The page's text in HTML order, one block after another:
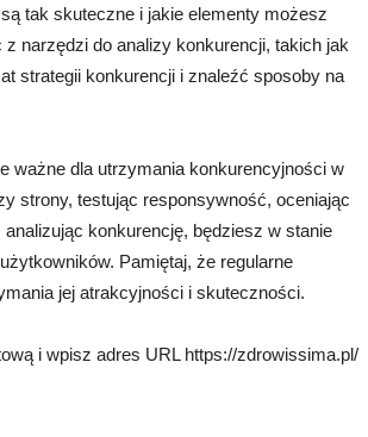
tak skuteczne i jakie elementy możesz
narzędzi do analizy konkurencji, takich jak
strategii konkurencji i znaleźć sposoby na
ważne dla utrzymania konkurencyjności w
strony, testując responsywność, oceniając
konkurencję, będziesz w stanie
Pamiętaj, że regularne
jej atrakcyjności i skuteczności.
i wpisz adres URL https://zdrowissima.pl/